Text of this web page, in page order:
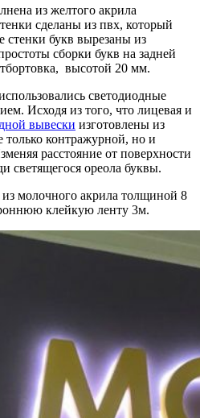
из желтого акрила
сделаны из пвх, который
букв вырезаны из
сборки букв на задней
высотой 20 мм.
светодиодные
Исходя из того, что лицевая и
вывески изготовлены из
только контражурной, но и
расстояние от поверхности
ореола буквы.
молочного акрила толщиной 8
клейкую ленту 3м.